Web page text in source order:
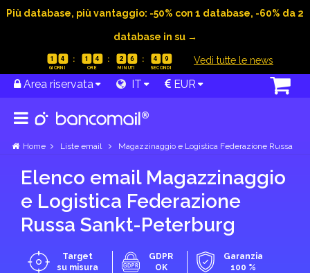
Più database, più vantaggio: -50% con 1 database, -60% da 2
database in su →
1 4 1 4 2 6 4 8 Vedi tutte le news
Area riservata IT EUR
Home Liste email Magazzinaggio e Logistica Federazione Russa
Elenco email Magazzinaggio
e Logistica Federazione
Russa Sankt-Peterburg
Target
su misura
GDPR
OK
Garanzia
100 %